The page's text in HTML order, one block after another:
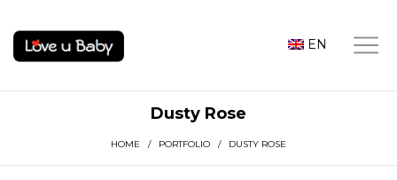
EN
Dusty Rose
HOME / PORTFOLIO / DUSTY ROSE